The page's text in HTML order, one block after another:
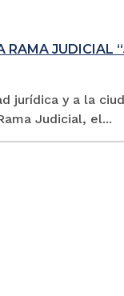
RAMA JUDICIAL
jurídica y a la
Judicial, el...